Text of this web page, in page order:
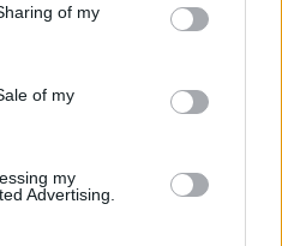
behaviour. You may click to
and its third-party tags to
purposes in below Google
of my
of my
my
Advertising.
czyliprzysiąc przysięgnąć
i dawnych wariantach